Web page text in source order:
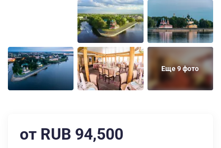
Еще 9 фото
от RUB 94,500